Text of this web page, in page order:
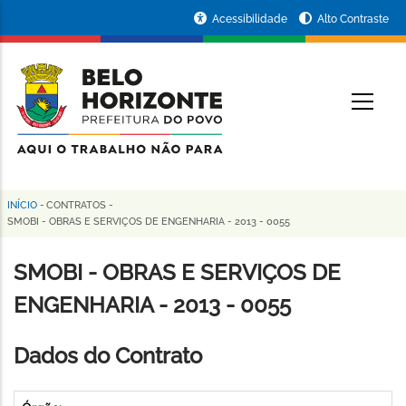
conteúdo
principal
da
Prefeitura
de
Horizonte
Acessibilidade Alto Contraste
Trilha
navegação
INÍCIO - CONTRATOS -
SMOBI - OBRAS E SERVIÇOS DE ENGENHARIA - 2013 - 0055
SMOBI - OBRAS E SERVIÇOS DE
ENGENHARIA - 2013 - 0055
Dados do Contrato